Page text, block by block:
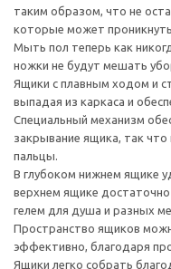
таким образом, что не
которые может
Мыть пол теперь как
ножки не будут мешать
Ящики с плавным ходом и
выпадая из каркаса и
Специальный механизм
закрывание ящика, так
пальцы.
В глубоком нижнем ящике
верхнем ящике
гелем для душа и разных
Пространство ящиков
эффективно, благодаря
Ящики легко собрать